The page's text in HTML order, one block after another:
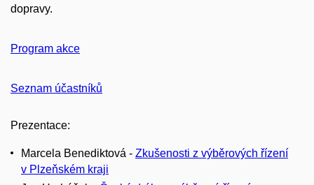
dopravy.
Program akce
Seznam účastníků
Prezentace:
Marcela Benediktová - Zkušenosti z výběrových řízení
v Plzeňském kraji